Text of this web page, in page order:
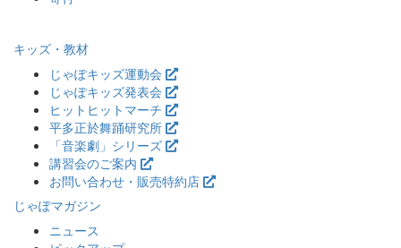
キッズ・教材
じゃぽキッズ運動会
じゃぽキッズ発表会
ヒットヒットマーチ
平多正於舞踊研究所
「音楽劇」シリーズ
講習会のご案内
お問い合わせ・販売特約店
じゃぽマガジン
ニュース